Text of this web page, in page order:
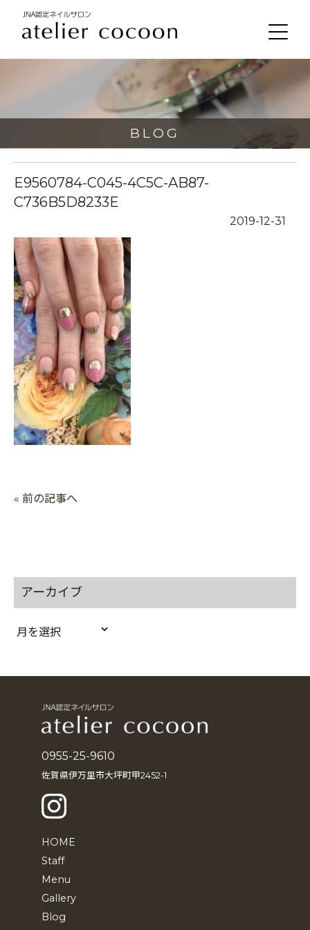
BLOG
E9560784-C045-4C5C-AB87-
C736B5D8233E
2019-12-31
« 前の記事へ
アーカイブ
ア
0955-25-9610
佐賀県伊万里市大坪町甲2452-1
HOME
Staff
Menu
Gallery
Blog